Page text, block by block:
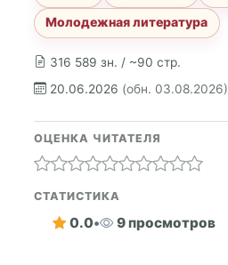
316 589 зн. / ~90 стр.
20.06.2026 (обн. 03.08.2026)
Молодежная литература
ОЦЕНКА ЧИТАТЕЛЯ
СТАТИСТИКА
0.0• 9 просмотров